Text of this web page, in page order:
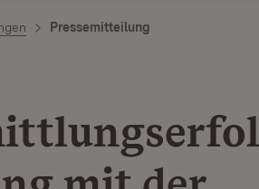
Pressemitteilung